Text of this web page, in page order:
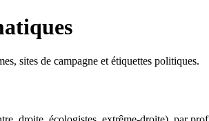
sites de campagne et étiquettes politiques.